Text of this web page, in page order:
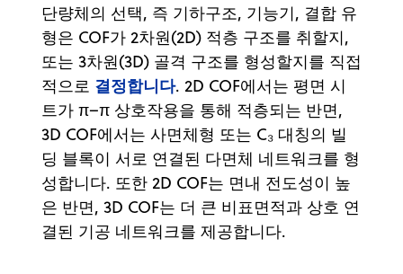
단량체의 선택, 즉 기하구조, 기능기, 결합 유
형은 COF가 2차원(2D) 적층 구조를 취할지,
또는 3차원(3D) 골격 구조를 형성할지를 직접
적으로 결정합니다. 2D COF에서는 평면 시
트가 π–π 상호작용을 통해 적층되는 반면,
3D COF에서는 사면체형 또는 C₃ 대칭의 빌
딩 블록이 서로 연결된 다면체 네트워크를 형
성합니다. 또한 2D COF는 면내 전도성이 높
은 반면, 3D COF는 더 큰 비표면적과 상호 연
결된 기공 네트워크를 제공합니다.